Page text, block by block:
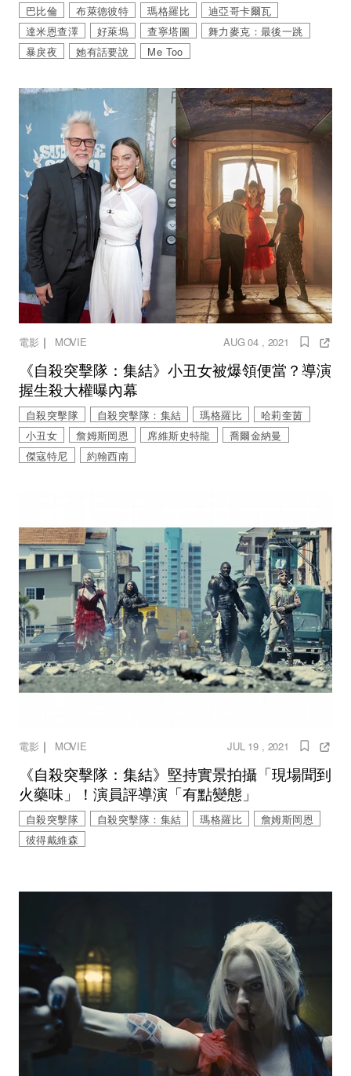
巴比倫 布萊德彼特 瑪格羅比
迪亞哥卡爾瓦
達米恩查澤
好萊塢 查寧塔圖
舞力麥克：最後一跳
暴戾夜
她有話要說 Me Too
電影 ｜ MOVIE AUG 04 , 2021
《自殺突擊隊：集結》小丑女被爆領便當？導演
握生殺大權曝內幕
自殺突擊隊 自殺突擊隊：集結 瑪格羅比
哈莉奎茵
小丑女
詹姆斯岡恩 席維斯史特龍
喬爾金納曼
傑寇特尼
約翰西南
電影 ｜ MOVIE JUL 19 , 2021
《自殺突擊隊：集結》堅持實景拍攝「現場聞到
火藥味」！演員評導演「有點變態」
自殺突擊隊 自殺突擊隊：集結 瑪格羅比
詹姆斯岡恩
彼得戴維森